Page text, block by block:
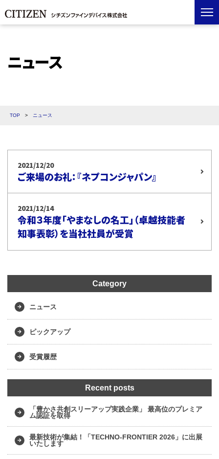
ニュース
TOP > ニュース
2021/12/20
ご来場のお礼：『ネプコンジャパン』
2021/12/14
令和３年度「やまなしの名工」（卓越技能者
知事表彰）を当社社員が受賞
Category
ニュース
ピックアップ
受賞履歴
Recent posts
「豊かさ共創スリーアップ実践企業」 最高位のプレミア
ム認証を取得
最新技術が集結！「TECHNO-FRONTIER 2026」に出展
いたします